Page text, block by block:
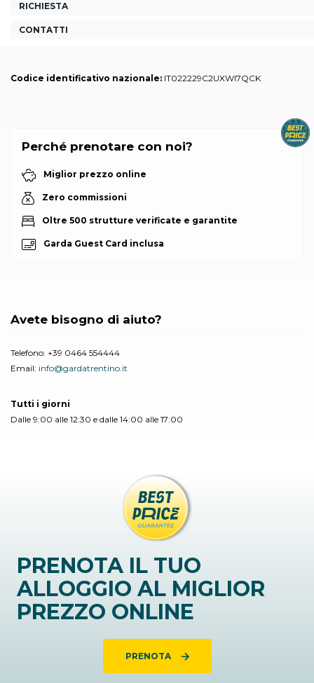
RICHIESTA
CONTATTI
Codice identificativo nazionale: IT022229C2UXWI7QCK
Perché prenotare con noi?
Miglior prezzo online
Zero commissioni
Oltre 500 strutture verificate e garantite
Garda Guest Card inclusa
Avete bisogno di aiuto?
Telefono: +39 0464 554444
Email: info@gardatrentino.it
Tutti i giorni
Dalle 9:00 alle 12:30 e dalle 14:00 alle 17:00
PRENOTA IL TUO
ALLOGGIO AL MIGLIOR
PREZZO ONLINE
PRENOTA